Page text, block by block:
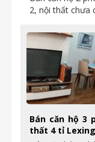
2, nội thất chưa
Bán căn hộ 3
thất 4 tỉ